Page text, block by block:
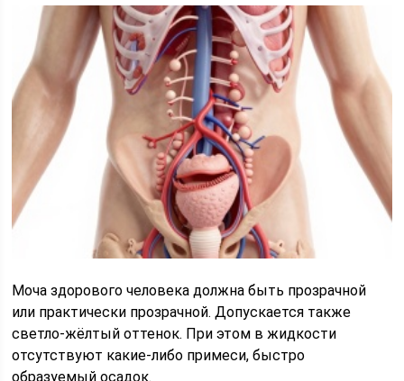
Моча здорового человека должна быть прозрачной
или практически прозрачной. Допускается также
светло-жёлтый оттенок. При этом в жидкости
отсутствуют какие-либо примеси, быстро
образуемый осадок.